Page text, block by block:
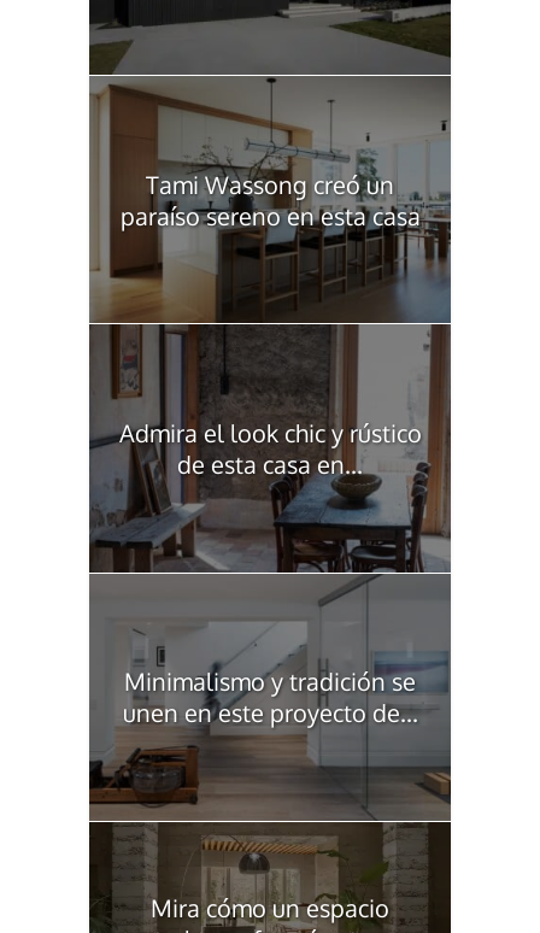
Tami Wassong creó un
paraíso sereno en esta casa
Admira el look chic y rústico
de esta casa en...
Minimalismo y tradición se
unen en este proyecto de...
Mira cómo un espacio